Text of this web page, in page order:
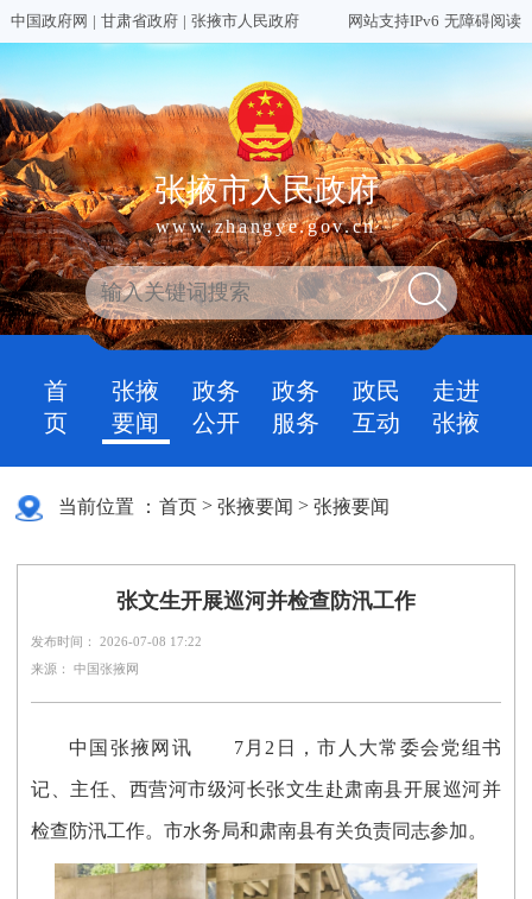
中国政府网 | 甘肃省政府 | 张掖市人民政府 网站支持IPv6 无障碍阅读
张掖市人民政府
www.zhangye.gov.cn
首
页
张掖
要闻
政务
公开
政务
服务
政民
互动
走进
张掖
当前位置 ： 首页 >张掖要闻 >张掖要闻
张文生开展巡河并检查防汛工作
发布时间： 2026-07-08 17:22
来源： 中国张掖网
中国张掖网讯 7月2日，市人大常委会党组书
记、主任、西营河市级河长张文生赴肃南县开展巡河并
检查防汛工作。市水务局和肃南县有关负责同志参加。